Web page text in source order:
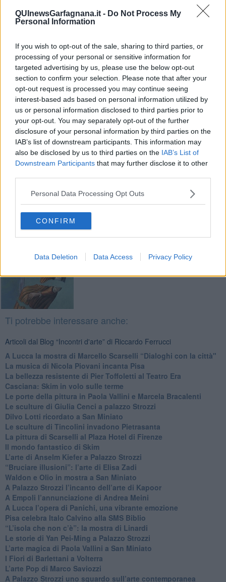
QUInewsGarfagnana.it - Do Not Process My
Personal Information
If you wish to opt-out of the sale, sharing to third parties, or
processing of your personal or sensitive information for
targeted advertising by us, please use the below opt-out
section to confirm your selection. Please note that after your
opt-out request is processed you may continue seeing
interest-based ads based on personal information utilized by
us or personal information disclosed to third parties prior to
your opt-out. You may separately opt-out of the further
disclosure of your personal information by third parties on the
IAB’s list of downstream participants. This information may
also be disclosed by us to third parties on the IAB’s List of
Downstream Participants that may further disclose it to other
Personal Data Processing Opt Outs
CONFIRM
Data Deletion Data Access Privacy Policy
potrebbe avere la sensazione del caos: solo tornando indietro il
caos si ricompone in un ordine con un suo senso, diventa un
processo con una sua logica. L’arte di Carla Tolomeo ci inviata a
sguardo illuminante sul futuro.
Riccardo Ferrucci
Se vuoi leggere le notizie principali della Toscana iscriviti alla
Newsletter QUInews - ToscanaMedia. Arriva gratis tutti i giorni
alle 20:00 direttamente nella tua casella di posta.
Basta cliccareQUI
Ti potrebbe interessare anche:
Articoli dal Blog “Incontri d'arte” di Riccardo Ferrucci
A Lucca la mostra di Marcello Scarselli “Dialoghi con la città"
​La musica di Nicola Piovani incanta Pisa
​La bellezza resistente di Pier Toffoletti al Teatro Era
​Casciana: Skim in volo sulle terme
​Le porte della pittura in Paola Vallini e Marcela Bracalenti
​Le sculture di Giulia Cenci a palazzo Strozzi
​Dilvo Lotti ricordato a San Miniato
​Le sculture di Tincolini invadono Pietrasanta
La pittura di Scarselli al Plaza Hotel di Firenze
​Il mondo fantastico di Skim
​L’arte di Anselm Kiefer a Palazzo Strozzi
​“Bruciare illusioni”: l’arte di Elisa Zadi
​Waldon e Olio in mostra a San Miniato
​A Palazzo Strozzi l’incanto dell’arte di Kapoor
​A Empoli l’annunciazione di Andrea Meini
A Lucca l’opera di Panichi, una vibrante emozione
Pisa celebra Italo Calvino alla SMS Biblio
“L’isola che non c’è”: la mostra di Linardi
​Le storie di Yan Pei-Ming a Palazzo Strozzi
​L’arte magica di Paola Vallini a San Miniato
​I Fiori di Barlettani a Volterra
​L’arte Pop di Marco Saviozzi
​A Palazzo Strozzi uno sguardo sull’arte contemporanea